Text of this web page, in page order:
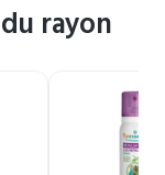
rayon